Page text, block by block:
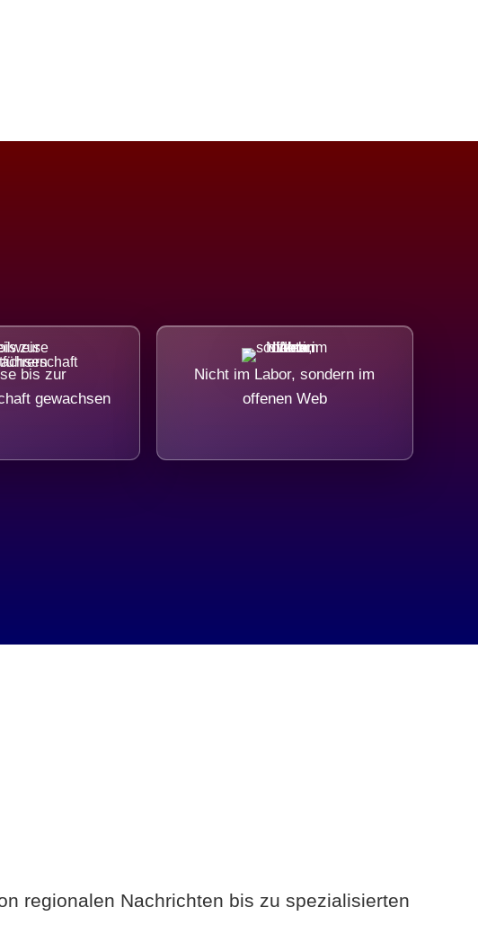
bis zur
gewachsen
Nicht im Labor, sondern im
offenen Web
regionalen Nachrichten bis zu spezialisierten